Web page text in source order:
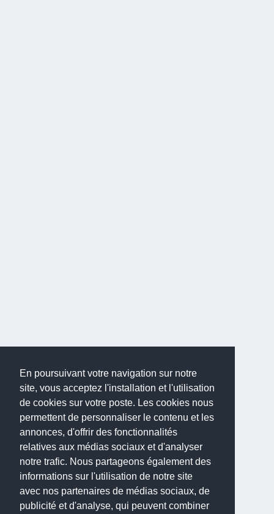
En poursuivant votre navigation sur notre
site, vous acceptez l'installation et l'utilisation
de cookies sur votre poste. Les cookies nous
permettent de personnaliser le contenu et les
annonces, d'offrir des fonctionnalités
relatives aux médias sociaux et d'analyser
notre trafic. Nous partageons également des
informations sur l'utilisation de notre site
avec nos partenaires de médias sociaux, de
publicité et d'analyse, qui peuvent combiner